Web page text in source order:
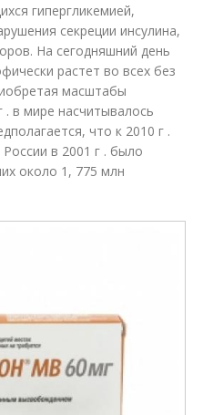
гипергликемией,
секреции инсулина,
На сегодняшний день
растет во всех без
масштабы
. в мире насчитывалось
что к 2010 г .
в 2001 г . было
около 1, 775 млн